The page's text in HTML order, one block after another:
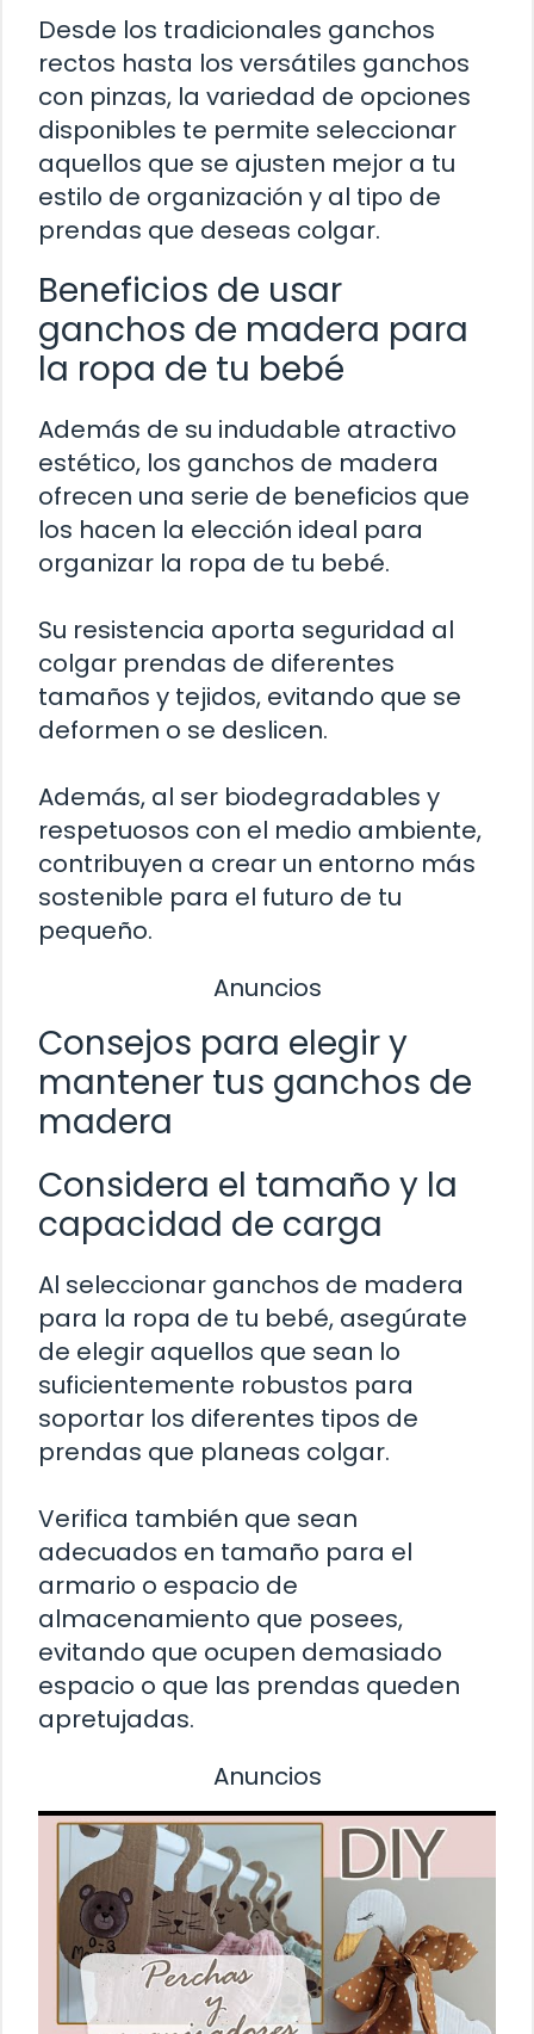
Desde los tradicionales ganchos
rectos hasta los versátiles ganchos
con pinzas, la variedad de opciones
disponibles te permite seleccionar
aquellos que se ajusten mejor a tu
estilo de organización y al tipo de
prendas que deseas colgar.
Beneficios de usar
ganchos de madera para
la ropa de tu bebé
Además de su indudable atractivo
estético, los ganchos de madera
ofrecen una serie de beneficios que
los hacen la elección ideal para
organizar la ropa de tu bebé.
Su resistencia aporta seguridad al
colgar prendas de diferentes
tamaños y tejidos, evitando que se
deformen o se deslicen.
Además, al ser biodegradables y
respetuosos con el medio ambiente,
contribuyen a crear un entorno más
sostenible para el futuro de tu
pequeño.
Anuncios
Consejos para elegir y
mantener tus ganchos de
madera
Considera el tamaño y la
capacidad de carga
Al seleccionar ganchos de madera
para la ropa de tu bebé, asegúrate
de elegir aquellos que sean lo
suficientemente robustos para
soportar los diferentes tipos de
prendas que planeas colgar.
Verifica también que sean
adecuados en tamaño para el
armario o espacio de
almacenamiento que posees,
evitando que ocupen demasiado
espacio o que las prendas queden
apretujadas.
Anuncios